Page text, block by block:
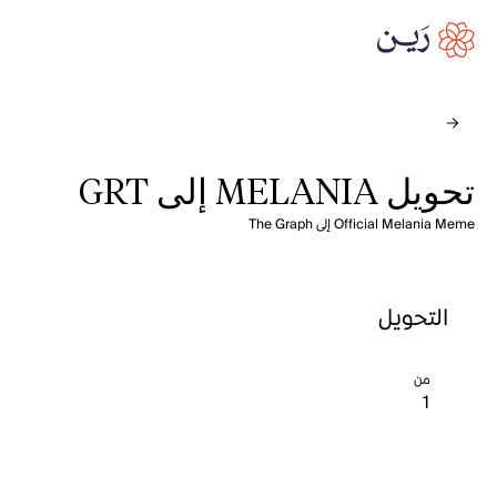
تحويل MELANIA إلى GRT
Official Melania Meme إلى The Graph
التحويل
من